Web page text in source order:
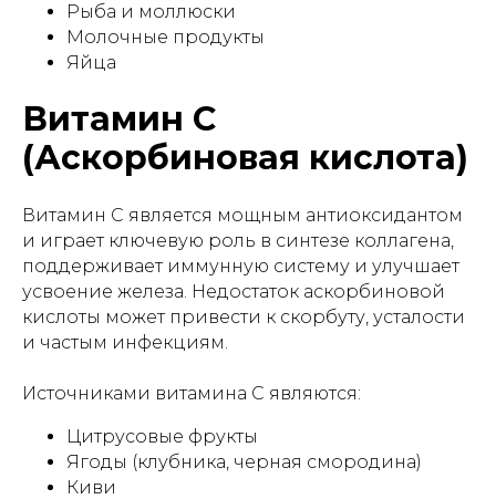
Рыба и моллюски
Молочные продукты
Яйца
Витамин C
(Аскорбиновая кислота)
Витамин C является мощным антиоксидантом
и играет ключевую роль в синтезе коллагена,
поддерживает иммунную систему и улучшает
усвоение железа. Недостаток аскорбиновой
кислоты может привести к скорбуту, усталости
и частым инфекциям.
Источниками витамина C являются:
Цитрусовые фрукты
Ягоды (клубника, черная смородина)
Киви